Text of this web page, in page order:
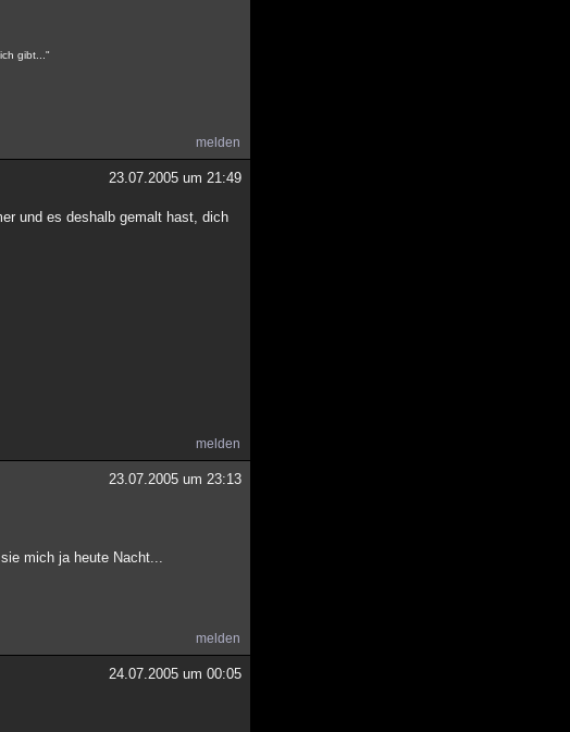
gibt..."
melden
23.07.2005 um 21:49
und es deshalb gemalt hast, dich
melden
23.07.2005 um 23:13
mich ja heute Nacht...
melden
24.07.2005 um 00:05